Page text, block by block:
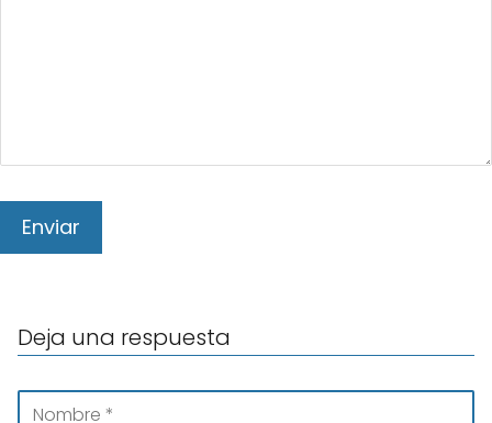
Deja una respuesta